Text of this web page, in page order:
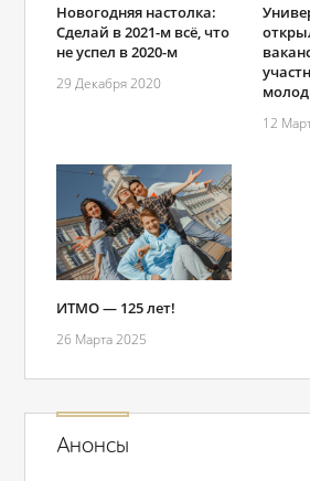
Новогодняя настолка:
Сделай в 2021-м всё, что
не успел в 2020-м
29 Декабря 2020
12
ИТМО — 125 лет!
26 Марта 2025
Анонсы